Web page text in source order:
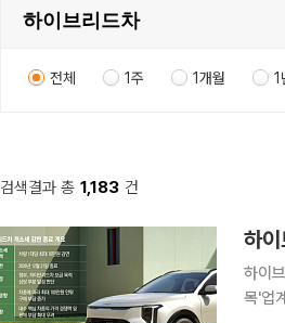
전체 1주 1개월 1
검색결과 총 1,183 건
하
하이
목'업계 "車